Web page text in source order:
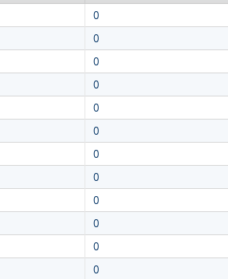
0
0
0
0
0
0
0
0
0
0
0
0